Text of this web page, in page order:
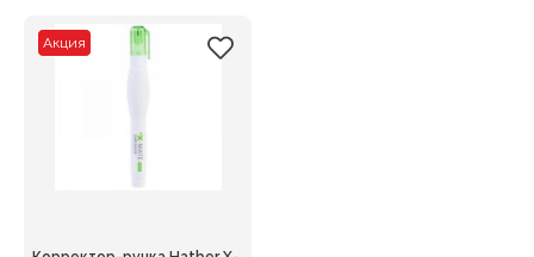
35,00 ₽.
Акция